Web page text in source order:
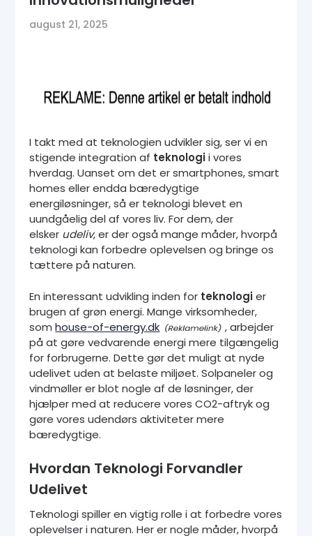
august 21, 2025
I takt med at teknologien udvikler sig, ser vi en
stigende integration af teknologii vores
hverdag. Uanset om det er smartphones, smart
homes eller endda bæredygtige
energiløsninger, så er teknologi blevet en
uundgåelig del af vores liv. For dem, der
elsker udeliv, er der også mange måder, hvorpå
teknologi kan forbedre oplevelsen og bringe os
tættere på naturen.
En interessant udvikling inden for teknologier
brugen af grøn energi. Mange virksomheder,
somhouse-of-energy.dk
, arbejder
på at gøre vedvarende energi mere tilgængelig
for forbrugerne. Dette gør det muligt at nyde
udelivet uden at belaste miljøet. Solpaneler og
vindmøller er blot nogle af de løsninger, der
hjælper med at reducere vores CO2-aftryk og
gøre vores udendørs aktiviteter mere
bæredygtige.
Hvordan Teknologi Forvandler
Udelivet
Teknologi spiller en vigtig rolle i at forbedre vores
oplevelser i naturen. Her er nogle måder, hvorpå